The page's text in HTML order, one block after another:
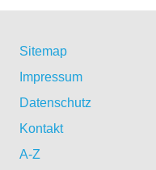
Sitemap
Impressum
Datenschutz
Kontakt
A-Z